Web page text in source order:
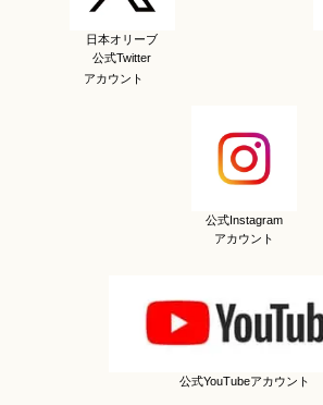
日本オリーブ
公式Twitter
アカウント
公式Instagram
アカウント
公式YouTubeアカウント